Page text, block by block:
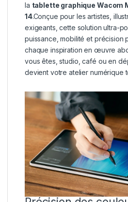
la tablette graphique Wacom
14.Conçue pour les artistes,
exigeants, cette solution ultra-
puissance, mobilité et précision
chaque inspiration en œuvre
vous êtes, studio, café ou en
devient votre atelier numérique